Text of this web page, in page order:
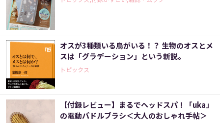
オスが3種類いる鳥がいる！？ 生物のオスとメ
スは「グラデーション」という新説。
トピックス
【付録レビュー】まるでヘッドスパ！「uka」
の電動パドルブラシ＜大人のおしゃれ手帖＞